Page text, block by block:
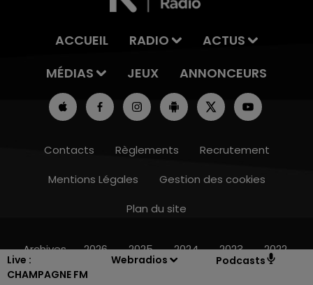
Live :
CHAMPAGNE FM
Webradios Podcasts
15h00 - 19h00
ACCUEIL RADIO
ACTUS
MÉDIAS
JEUX ANNONCEURS
Contacts Règlements
Recrutement
Mentions Légales
Gestion des cookies
Plan du site
Archives 2026 2025 2024 2023 2022